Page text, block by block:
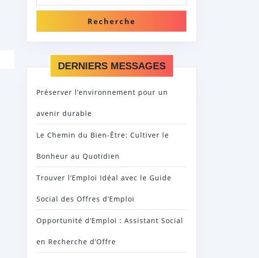
Recherche
DERNIERS MESSAGES
Préserver l’environnement pour un
avenir durable
Le Chemin du Bien-Être: Cultiver le
Bonheur au Quotidien
Trouver l’Emploi Idéal avec le Guide
Social des Offres d’Emploi
Opportunité d’Emploi : Assistant Social
en Recherche d’Offre